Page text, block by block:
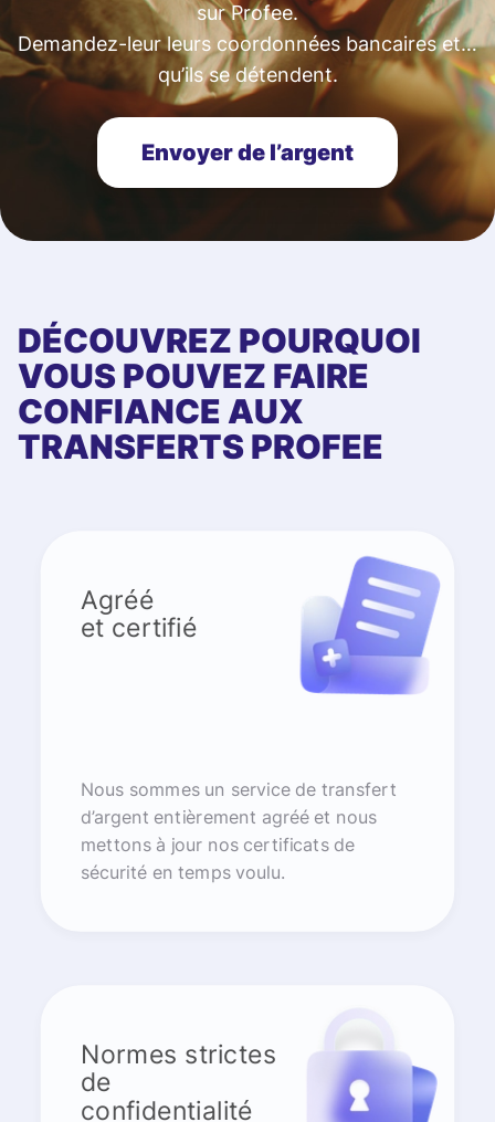
sur Profee.
Demandez-leur leurs coordonnées bancaires et…
qu’ils se détendent.
Envoyer de l’argent
DÉCOUVREZ POURQUOI
VOUS POUVEZ FAIRE
CONFIANCE AUX
TRANSFERTS PROFEE
Agréé
et certifié
Nous sommes un service de transfert
d’argent entièrement agréé et nous
mettons à jour nos certificats de
sécurité en temps voulu.
Normes strictes
de
confidentialité